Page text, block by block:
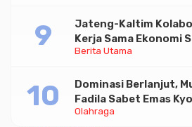
Berita Utama
Jateng-Kaltim
Kerja Sama Ekonomi
Triliun
Olahraga
Dominasi Berlanjut,
Fadila Sabet Emas
Taekwondo Indonesia